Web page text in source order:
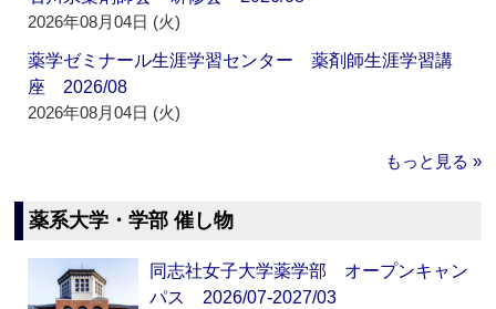
2026年08月04日 (火)
薬学ゼミナール生涯学習センター 薬剤師生涯学習講
座 2026/08
2026年08月04日 (火)
もっと見る »
薬系大学・学部 催し物
同志社女子大学薬学部 オープンキャン
パス 2026/07-2027/03